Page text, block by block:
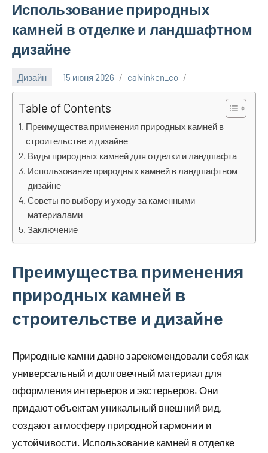
Использование природных
камней в отделке и ландшафтном
дизайне
Дизайн 15 июня 2026 calvinken_co
Table of Contents
Преимущества применения природных камней в
строительстве и дизайне
Виды природных камней для отделки и ландшафта
Использование природных камней в ландшафтном
дизайне
Советы по выбору и уходу за каменными
материалами
Заключение
Преимущества применения
природных камней в
строительстве и дизайне
Природные камни давно зарекомендовали себя как
универсальный и долговечный материал для
оформления интерьеров и экстерьеров. Они
придают объектам уникальный внешний вид,
создают атмосферу природной гармонии и
устойчивости. Использование камней в отделке